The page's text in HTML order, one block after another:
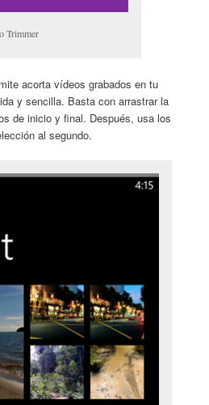
Trimmer
acorta vídeos grabados en tu
y sencilla. Basta con arrastrar la
de inicio y final. Después, usa los
al segundo.